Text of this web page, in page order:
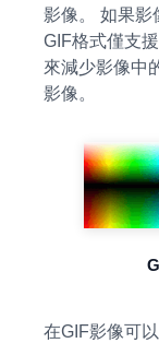
影像。 如果影
GIF格式僅支
來減少影像中
影像。
在GIF影像可